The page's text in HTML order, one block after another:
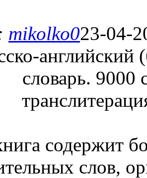
mikolko023-04-
содержит
слов,